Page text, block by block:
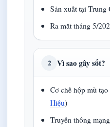
Sản xuất tại Trung
Ra mắt tháng 5/
2 Vì sao gây sốt?
Cơ chế hộp mù
Hiệu)
Truyền thông